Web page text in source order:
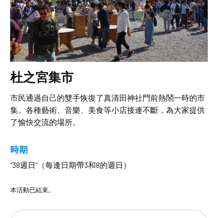
杜之宮集市
市民通過自己的雙手恢復了真清田神社門前熱鬧一時的市
集。各種藝術、音樂、美食等小店接連不斷，為大家提供
了愉快交流的場所。
時期
“38週日”（每逢日期帶3和8的週日）
本活動已結束。